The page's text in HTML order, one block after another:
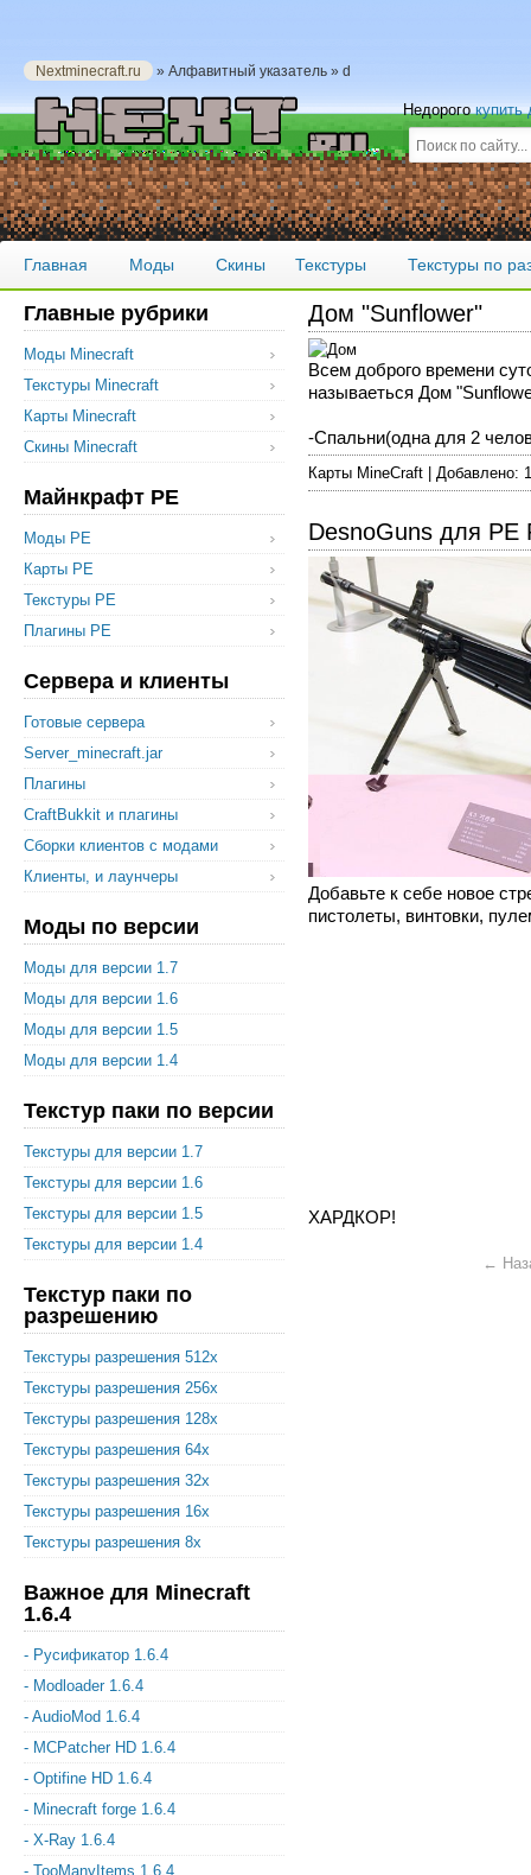
Nextminecraft.ru » Алфавитный указатель » d
Недорогокупить
Главная Моды Скины Текстуры Текстуры по
Главные рубрики
Моды Minecraft
Текстуры Minecraft
Карты Minecraft
Скины Minecraft
Майнкрафт PE
Моды PE
Карты PE
Текстуры PE
Плагины PE
Сервера и клиенты
Готовые сервера
Server_minecraft.jar
Плагины
CraftBukkit и плагины
Сборки клиентов с модами
Клиенты, и лаунчеры
Моды по версии
Моды для версии 1.7
Моды для версии 1.6
Моды для версии 1.5
Моды для версии 1.4
Текстур паки по версии
Текстуры для версии 1.7
Текстуры для версии 1.6
Текстуры для версии 1.5
Текстуры для версии 1.4
Текстур паки по
разрешению
Текстуры разрешения 512x
Текстуры разрешения 256x
Текстуры разрешения 128x
Текстуры разрешения 64x
Текстуры разрешения 32x
Текстуры разрешения 16x
Текстуры разрешения 8x
Важное для Minecraft
1.6.4
- Русификатор 1.6.4
- Modloader 1.6.4
- AudioMod 1.6.4
- MCPatcher HD 1.6.4
- Optifine HD 1.6.4
- Minecraft forge 1.6.4
- X-Ray 1.6.4
- TooManyItems 1.6.4
Дом "Sunflower"
Всем доброго времени
называеться Дом
-Спальни(одна для 2
Карты MineCraft | Добавлено:
DesnoGuns для PE
Добавьте к себе новое
пистолеты, винтовки,
ХАРДКОР!
←